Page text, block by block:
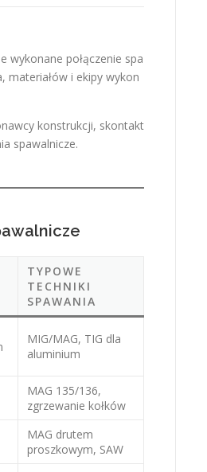
wykonane połączenie spa
materiałów i ekipy wykon
konstrukcji, skontakt
spawalnicze.
TYPOWE
TECHNIKI
SPAWANIA
MIG/MAG, TIG dla
aluminium
MAG 135/136,
zgrzewanie kołków
MAG drutem
proszkowym, SAW